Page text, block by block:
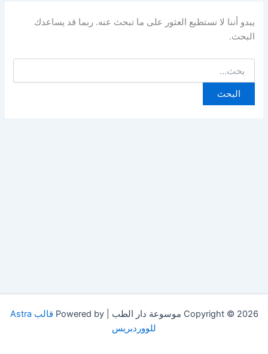
يبدو أننا لا نستطيع العثور على ما تبحث عنه. ربما قد يساعدك
البحث.
عن:
Copyright © 2026 موسوعة دار الطب | Powered by
قالب Astra
للووردبريس